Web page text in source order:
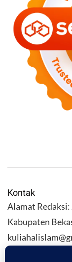
Kontak
Alamat Redaksi:
Kabupaten